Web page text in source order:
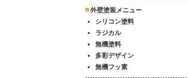
外壁塗装メニュー
シリコン塗料
ラジカル
無機塗料
多彩デザイン
無機フッ素